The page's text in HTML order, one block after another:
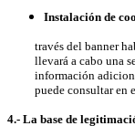
Instalación de
través del banner
llevará a cabo una
información adicional
puede consultar en
4.- La base de